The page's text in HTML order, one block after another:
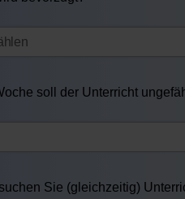
soll der Unterricht
Sie (gleichzeitig)